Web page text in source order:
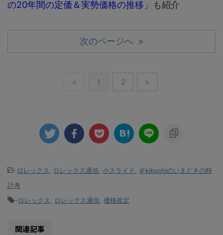
の20年間の定価＆実勢価格の推移」 も紹介
次のページへ >
< 1 2 >
-ロレックス ロレックス通信 小スライド
＠kikuchiのいまどきの時
計考
-ロレックス ロレックス通信 価格改定
関連記事